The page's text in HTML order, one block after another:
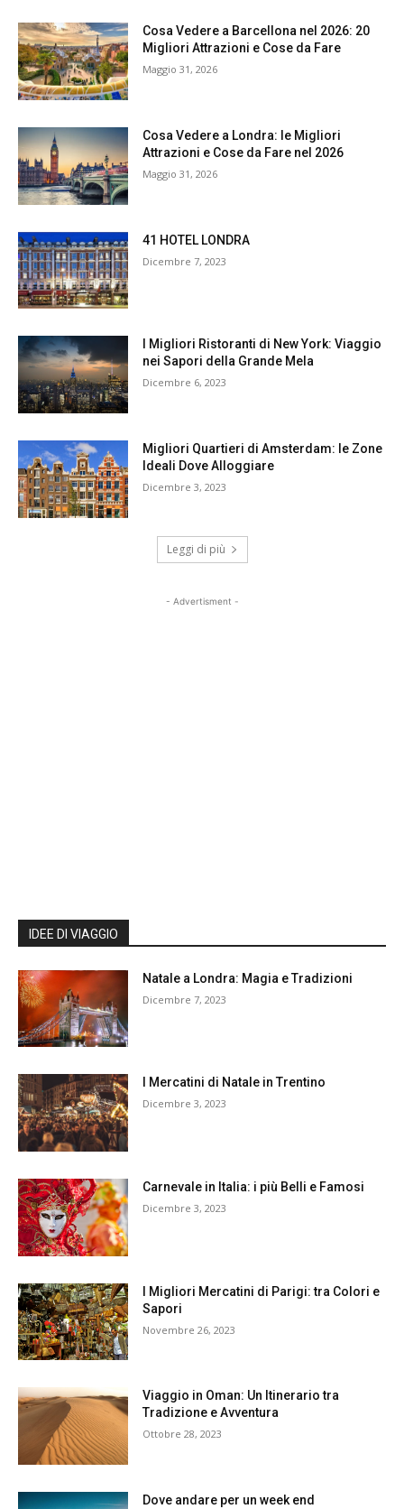
Cosa Vedere a Barcellona nel 2026: 20
Migliori Attrazioni e Cose da Fare
Maggio 31, 2026
Cosa Vedere a Londra: le Migliori
Attrazioni e Cose da Fare nel 2026
Maggio 31, 2026
41 HOTEL LONDRA
Dicembre 7, 2023
I Migliori Ristoranti di New York: Viaggio
nei Sapori della Grande Mela
Dicembre 6, 2023
Migliori Quartieri di Amsterdam: le Zone
Ideali Dove Alloggiare
Dicembre 3, 2023
Leggi di più
- Advertisment -
IDEE DI VIAGGIO
Natale a Londra: Magia e Tradizioni
Dicembre 7, 2023
I Mercatini di Natale in Trentino
Dicembre 3, 2023
Carnevale in Italia: i più Belli e Famosi
Dicembre 3, 2023
I Migliori Mercatini di Parigi: tra Colori e
Sapori
Novembre 26, 2023
Viaggio in Oman: Un Itinerario tra
Tradizione e Avventura
Ottobre 28, 2023
Dove andare per un week end